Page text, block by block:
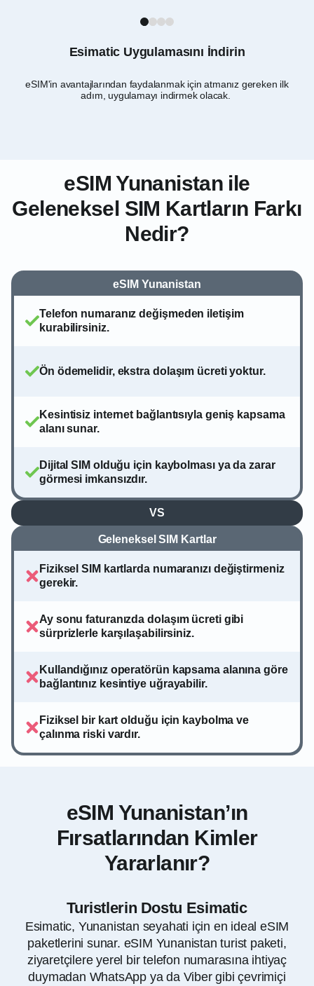
Esimatic Uygulamasını İndirin
eSIM'in avantajlarından faydalanmak için atmanız gereken ilk
adım, uygulamayı indirmek olacak.
1 2 3 4
eSIM Yunanistan ile
Geleneksel SIM Kartların Farkı
Nedir?
eSIM Yunanistan
Telefon numaranız değişmeden iletişim
kurabilirsiniz.
Ön ödemelidir, ekstra dolaşım ücreti yoktur.
Kesintisiz internet bağlantısıyla geniş kapsama
alanı sunar.
Dijital SIM olduğu için kaybolması ya da zarar
görmesi imkansızdır.
VS
Geleneksel SIM Kartlar
Fiziksel SIM kartlarda numaranızı değiştirmeniz
gerekir.
Ay sonu faturanızda dolaşım ücreti gibi
sürprizlerle karşılaşabilirsiniz.
Kullandığınız operatörün kapsama alanına göre
bağlantınız kesintiye uğrayabilir.
Fiziksel bir kart olduğu için kaybolma ve
çalınma riski vardır.
eSIM Yunanistan’ın
Fırsatlarından Kimler
Yararlanır?
Turistlerin Dostu Esimatic
Esimatic, Yunanistan seyahati için en ideal eSIM
paketlerini sunar. eSIM Yunanistan turist paketi,
ziyaretçilere yerel bir telefon numarasına ihtiyaç
duymadan WhatsApp ya da Viber gibi çevrimiçi